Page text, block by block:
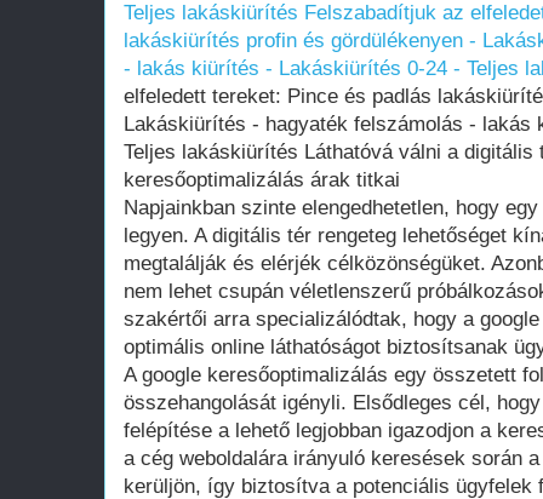
Teljes lakáskiürítés Felszabadítjuk az
lakáskiürítés profin és gördülékenyen -
- lakás kiürítés - Lakáskiürítés 0-24 - Teljes
elfeledett tereket: Pince és padlás
Lakáskiürítés - hagyaték felszámolás -
Teljes lakáskiürítés Láthatóvá válni a digitális
keresőoptimalizálás árak titkai
Napjainkban szinte elengedhetetlen, hogy
legyen. A digitális tér rengeteg lehetőséget
megtalálják és elérjék célközönségüket.
nem lehet csupán véletlenszerű
szakértői arra specializálódtak, hogy a
optimális online láthatóságot biztosítsanak
A google keresőoptimalizálás egy összetett
összehangolását igényli. Elsődleges cél,
felépítése a lehető legjobban igazodjon a
a cég weboldalára irányuló keresések során
kerüljön, így biztosítva a potenciális ügyfelek